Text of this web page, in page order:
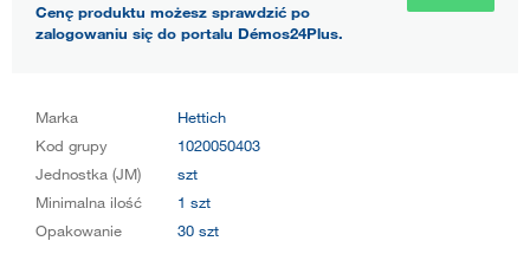
Cenę produktu możesz sprawdzić po
zalogowaniu się do portalu Démos24Plus.
Marka
Hettich
Kod grupy
1020050403
Jednostka (JM)
szt
Minimalna ilość
1 szt
Opakowanie
30 szt